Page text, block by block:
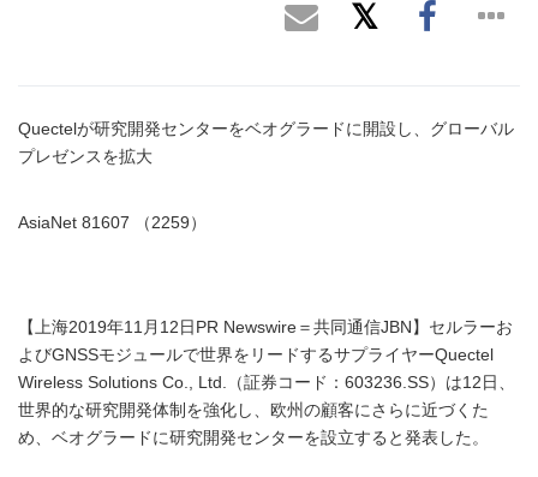
Quectelが研究開発センターをベオグラードに開設し、グローバル
プレゼンスを拡大
AsiaNet 81607 （2259）
【上海2019年11月12日PR Newswire＝共同通信JBN】セルラーお
よびGNSSモジュールで世界をリードするサプライヤーQuectel
Wireless Solutions Co., Ltd.（証券コード：603236.SS）は12日、
世界的な研究開発体制を強化し、欧州の顧客にさらに近づくた
め、ベオグラードに研究開発センターを設立すると発表した。